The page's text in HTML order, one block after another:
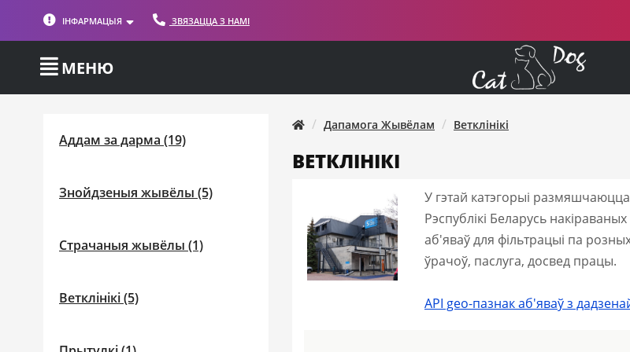
ІНФАРМАЦЫЯ ЗВЯЗАЦЦА З НАМІ
МЕНЮ
Аддам за дарма (19)
Знойдзеныя жывёлы (5)
Страчаныя жывёлы (1)
Ветклінікі (5)
Дапамога Жывёлам Ветклінікі
ВЕТКЛІНІКІ
У гэтай катэгорыі
Рэспублікі Беларусь
аб'яваў для фільтрацыі па
ўрачоў, паслуга, досвед працы.
API geo-пазнак аб'яваў з